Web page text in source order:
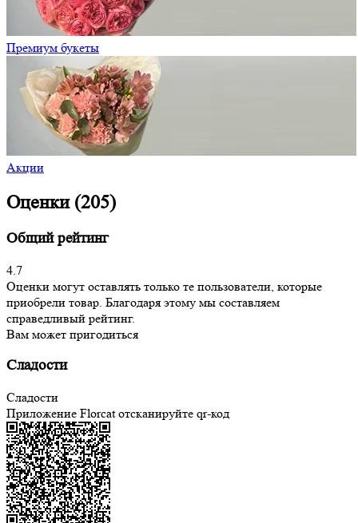
Премиум букеты
Акции
Оценки (205)
Общий рейтинг
4.7
Оценки могут оставлять только те пользователи, которые
приобрели товар. Благодаря этому мы составляем
справедливый рейтинг.
Вам может пригодиться
Сладости
Сладости
Приложение Florcat отсканируйте qr-код